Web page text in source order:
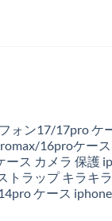
ォン17/17pro ケ
16proケー
ース カメラ 保護
トラップ キラキ
ケース